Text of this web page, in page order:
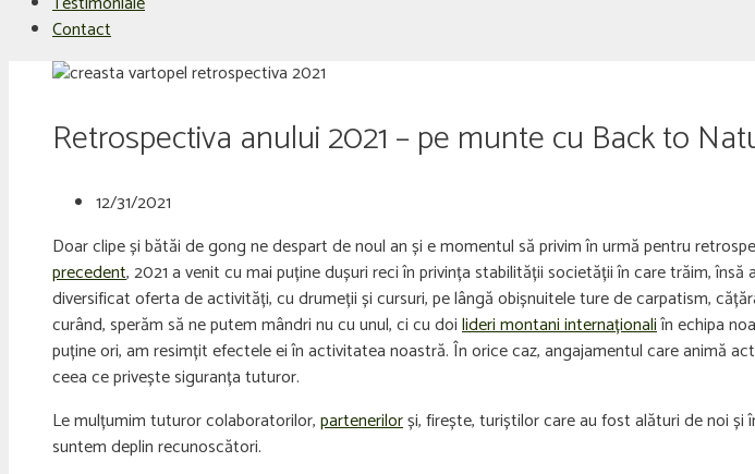
Contact
Retrospectiva anului 2021 – pe munte cu Back to
12/31/2021
Doar clipe și bătăi de gong ne despart de noul an și e momentul să privim în urmă pentru
precedent, 2021 a venit cu mai puține dușuri reci în privința stabilității societății în care trăim,
diversificat oferta de activități, cu drumeții și cursuri, pe lângă obișnuitele ture de carpatism,
curând, sperăm să ne putem mândri nu cu unul, ci cu doilideri montani internaționaliîn echipa
puține ori, am resimțit efectele ei în activitatea noastră. În orice caz, angajamentul care animă
ceea ce privește siguranța tuturor.
Le mulțumim tuturor colaboratorilor,partenerilorși, firește, turiștilor care au fost alături de noi și
suntem deplin recunoscători.